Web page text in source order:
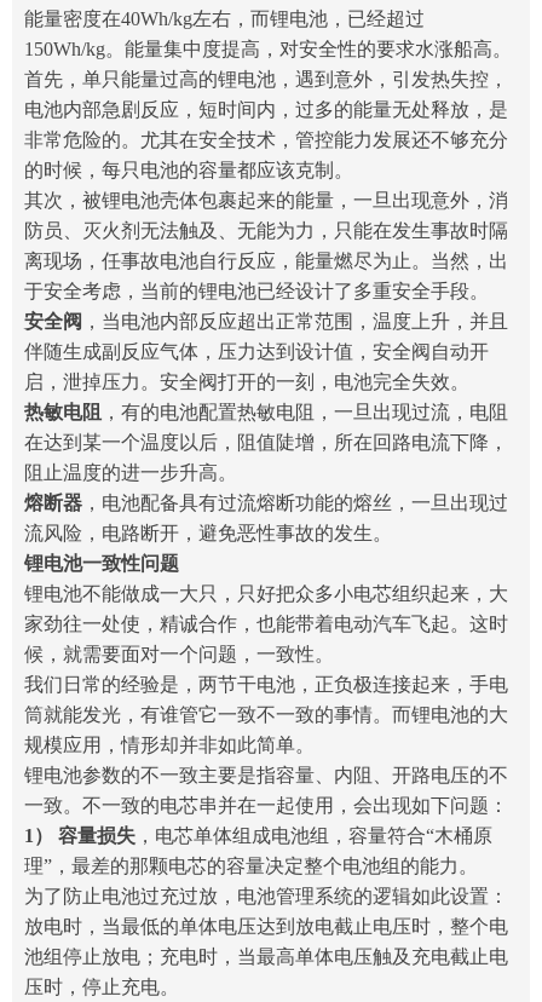
能量密度在40Wh/kg左右，而锂电池，已经超过
150Wh/kg。能量集中度提高，对安全性的要求水涨船高。
首先，单只能量过高的锂电池，遇到意外，引发热失控，
电池内部急剧反应，短时间内，过多的能量无处释放，是
非常危险的。尤其在安全技术，管控能力发展还不够充分
的时候，每只电池的容量都应该克制。
其次，被锂电池壳体包裹起来的能量，一旦出现意外，消
防员、灭火剂无法触及、无能为力，只能在发生事故时隔
离现场，任事故电池自行反应，能量燃尽为止。当然，出
于安全考虑，当前的锂电池已经设计了多重安全手段。
安全阀 ，当电池内部反应超出正常范围，温度上升，并且
伴随生成副反应气体，压力达到设计值，安全阀自动开
启，泄掉压力。安全阀打开的一刻，电池完全失效。
热敏电阻 ，有的电池配置热敏电阻，一旦出现过流，电阻
在达到某一个温度以后，阻值陡增，所在回路电流下降，
阻止温度的进一步升高。
熔断器 ，电池配备具有过流熔断功能的熔丝，一旦出现过
流风险，电路断开，避免恶性事故的发生。
锂电池一致性问题
锂电池不能做成一大只，只好把众多小电芯组织起来，大
家劲往一处使，精诚合作，也能带着电动汽车飞起。这时
候，就需要面对一个问题，一致性。
我们日常的经验是，两节干电池，正负极连接起来，手电
筒就能发光，有谁管它一致不一致的事情。而锂电池的大
规模应用，情形却并非如此简单。
锂电池参数的不一致主要是指容量、内阻、开路电压的不
一致。不一致的电芯串并在一起使用，会出现如下问题：
1） 容量损失 ，电芯单体组成电池组，容量符合“木桶原
理”，最差的那颗电芯的容量决定整个电池组的能力。
为了防止电池过充过放，电池管理系统的逻辑如此设置：
放电时，当最低的单体电压达到放电截止电压时，整个电
池组停止放电；充电时，当最高单体电压触及充电截止电
压时，停止充电。